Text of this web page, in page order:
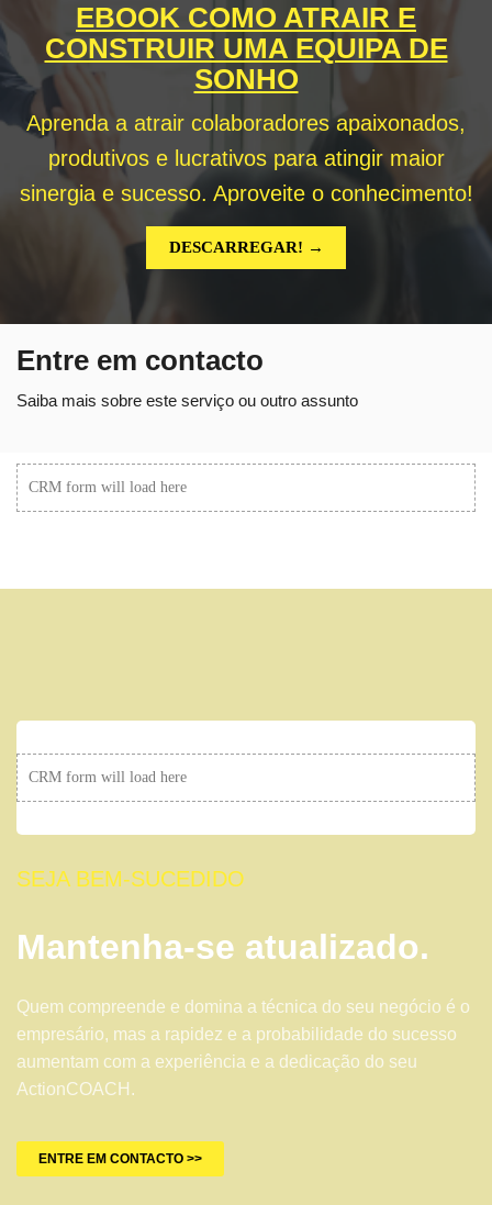
EBOOK COMO ATRAIR E
CONSTRUIR UMA EQUIPA DE
SONHO
Aprenda a atrair colaboradores apaixonados,
produtivos e lucrativos para atingir maior
sinergia e sucesso. Aproveite o conhecimento!
DESCARREGAR! →
Entre em contacto
Saiba mais sobre este serviço ou outro assunto
CRM form will load here
CRM form will load here
SEJA BEM-SUCEDIDO
Mantenha-se atualizado.
Quem compreende e domina a técnica do seu negócio é o
empresário, mas a rapidez e a probabilidade do sucesso
aumentam com a experiência e a dedicação do seu
ActionCOACH.
ENTRE EM CONTACTO >>